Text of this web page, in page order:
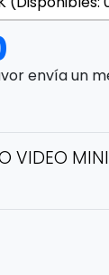
envía un
VIDEO